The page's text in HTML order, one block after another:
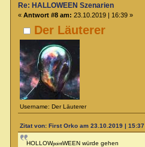
Der Läuterer
Username: Der Läuterer
Re: HALLOWEEN Szenarien
« Antwort #8 am: 23.10.2019 | 16:39 »
Zitat von: First Orko am 23.10.2019 | 15:37
HOLLOWpointWEEN würde gehen